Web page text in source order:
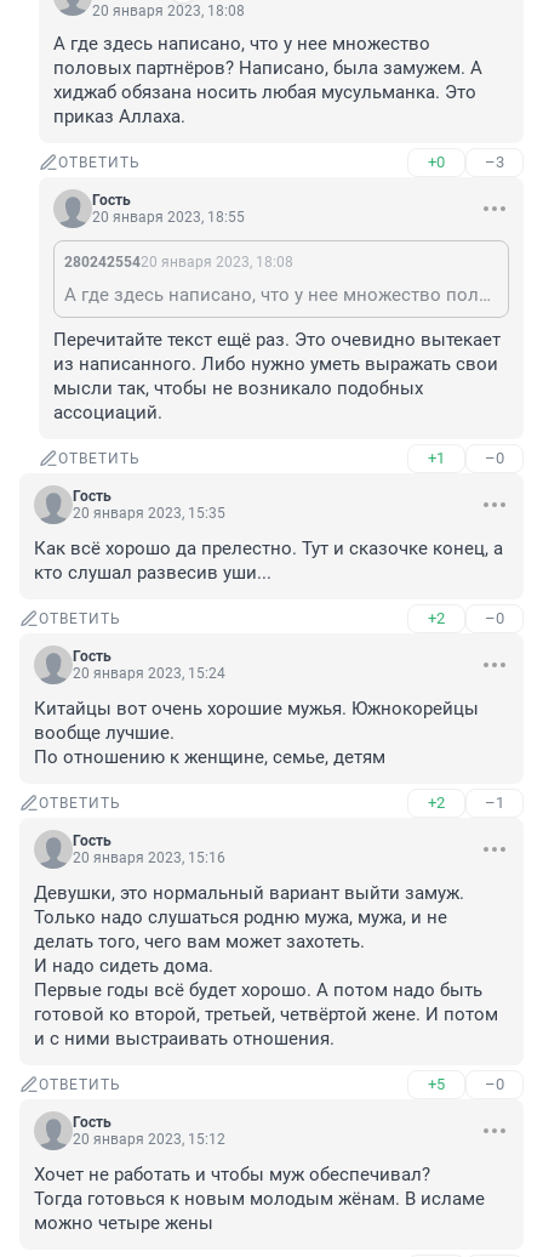
20 января 2023, 18:08
А где здесь написано, что у нее множество
половых партнёров? Написано, была замужем. А
хиджаб обязана носить любая мусульманка. Это
приказ Аллаха.
ОТВЕТИТЬ +0 –3
Гость
20 января 2023, 18:55
28024255420 января 2023, 18:08
А где здесь написано, что у нее множество половых партнёров? Написано, была замужем. А хиджаб обязана носить любая мусульманка. Это приказ Аллаха.
Перечитайте текст ещё раз. Это очевидно вытекает
из написанного. Либо нужно уметь выражать свои
мысли так, чтобы не возникало подобных
ассоциаций.
ОТВЕТИТЬ +1 –0
Гость
20 января 2023, 15:35
Как всё хорошо да прелестно. Тут и сказочке конец, а
кто слушал развесив уши...
ОТВЕТИТЬ +2 –0
Гость
20 января 2023, 15:24
Китайцы вот очень хорошие мужья. Южнокорейцы
вообще лучшие.
По отношению к женщине, семье, детям
ОТВЕТИТЬ +2 –1
Гость
20 января 2023, 15:16
Девушки, это нормальный вариант выйти замуж.
Только надо слушаться родню мужа, мужа, и не
делать того, чего вам может захотеть.
И надо сидеть дома.
Первые годы всё будет хорошо. А потом надо быть
готовой ко второй, третьей, четвёртой жене. И потом
и с ними выстраивать отношения.
ОТВЕТИТЬ +5 –0
Гость
20 января 2023, 15:12
Хочет не работать и чтобы муж обеспечивал?
Тогда готовься к новым молодым жёнам. В исламе
можно четыре жены